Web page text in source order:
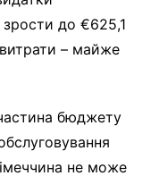
до €625,1
– майже
бюджету
не може